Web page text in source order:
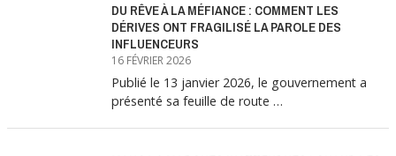
DU RÊVE À LA MÉFIANCE : COMMENT LES
DÉRIVES ONT FRAGILISÉ LA PAROLE DES
INFLUENCEURS
16 FÉVRIER 2026
Publié le 13 janvier 2026, le gouvernement a
présenté sa feuille de route …